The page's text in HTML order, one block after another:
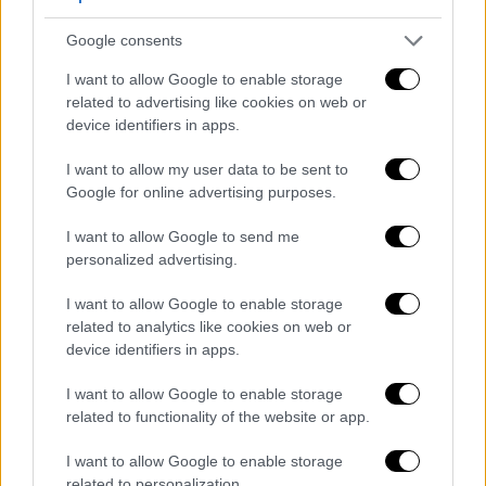
Google consents
I want to allow Google to enable storage
related to advertising like cookies on web or
device identifiers in apps.
I want to allow my user data to be sent to
Google for online advertising purposes.
I want to allow Google to send me
personalized advertising.
I want to allow Google to enable storage
related to analytics like cookies on web or
device identifiers in apps.
I want to allow Google to enable storage
related to functionality of the website or app.
I want to allow Google to enable storage
εντυπωσιακά μπόνους στόχων για τίτλους,
γκολ και ασίστ. Την ίδια στιγμή υπάρχει όρος
και για να καλύπτονται απ' τον σύλλογο τα
έξοδα για τις μετακινήσεις του Κριστιάνο με
το ιδιωτικό του τζετ μέχρι το ποσό των 4,5
εκατ. ευρώ. Συν τοις άλλοις, η Αλ Νασρ
αναλαμβάνει και τους μισθούς και για το
άτομα: τρεις οδηγούς, δύο σεφ, τρεις
κηπουρούς, τέσσερις σεκιούριτι και
τέσσερις οικιακές βοηθούς!
Cristiano Ronaldo is staying at
pic.twitter.com/uVOzvZW4u7
— AlNassr FC (@AlNassrFC_EN)